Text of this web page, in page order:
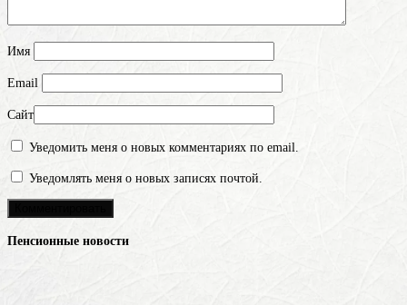
Имя
Email
Сайт
Уведомить меня о новых комментариях по email.
Уведомлять меня о новых записях почтой.
Пенсионные новости